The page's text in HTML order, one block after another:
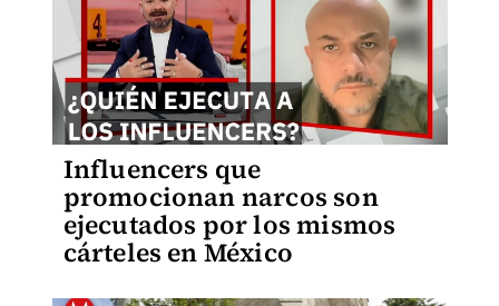
Influencers que
promocionan narcos son
ejecutados por los mismos
cárteles en México